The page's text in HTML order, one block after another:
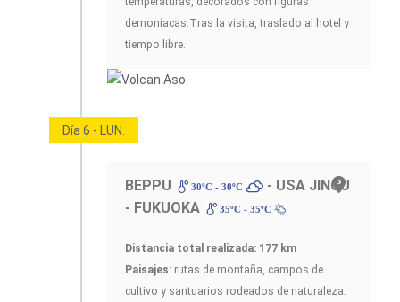
demoníacas.Tras la visita, traslado al hotel y
tiempo libre.
Día 6 - LUN.
BEPPU 30ºC - 30ºC
- USA JINGU
- FUKUOKA
35ºC - 35ºC
Distancia total realizada: 177 km
Paisajes: rutas de montaña, campos de
cultivo y santuarios rodeados de naturaleza.